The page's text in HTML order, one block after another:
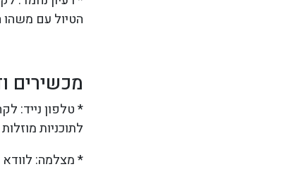
הטיול עם
מכשירים
* טלפון נייד:
לתוכניות
* מצלמה: